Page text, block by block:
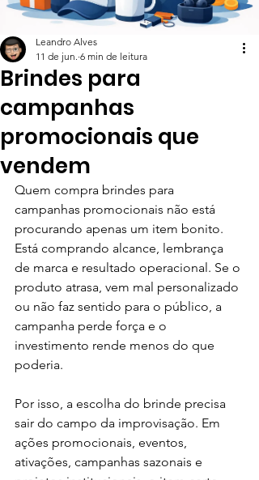
Brindes para
campanhas
promocionais que
vendem
Leandro Alves
11 de jun. 6 min de leitura
Quem compra brindes para
campanhas promocionais não está
procurando apenas um item bonito.
Está comprando alcance, lembrança
de marca e resultado operacional. Se o
produto atrasa, vem mal personalizado
ou não faz sentido para o público, a
campanha perde força e o
investimento rende menos do que
poderia.
Por isso, a escolha do brinde precisa
sair do campo da improvisação. Em
ações promocionais, eventos,
ativações, campanhas sazonais e